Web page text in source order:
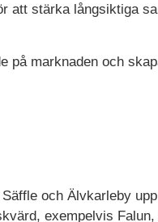
att stärka långsiktiga
på marknaden och
och Älvkarleby
exempelvis